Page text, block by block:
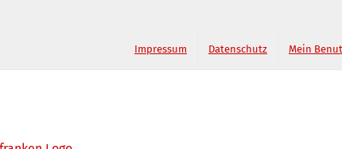
Impressum Datenschutz Mein